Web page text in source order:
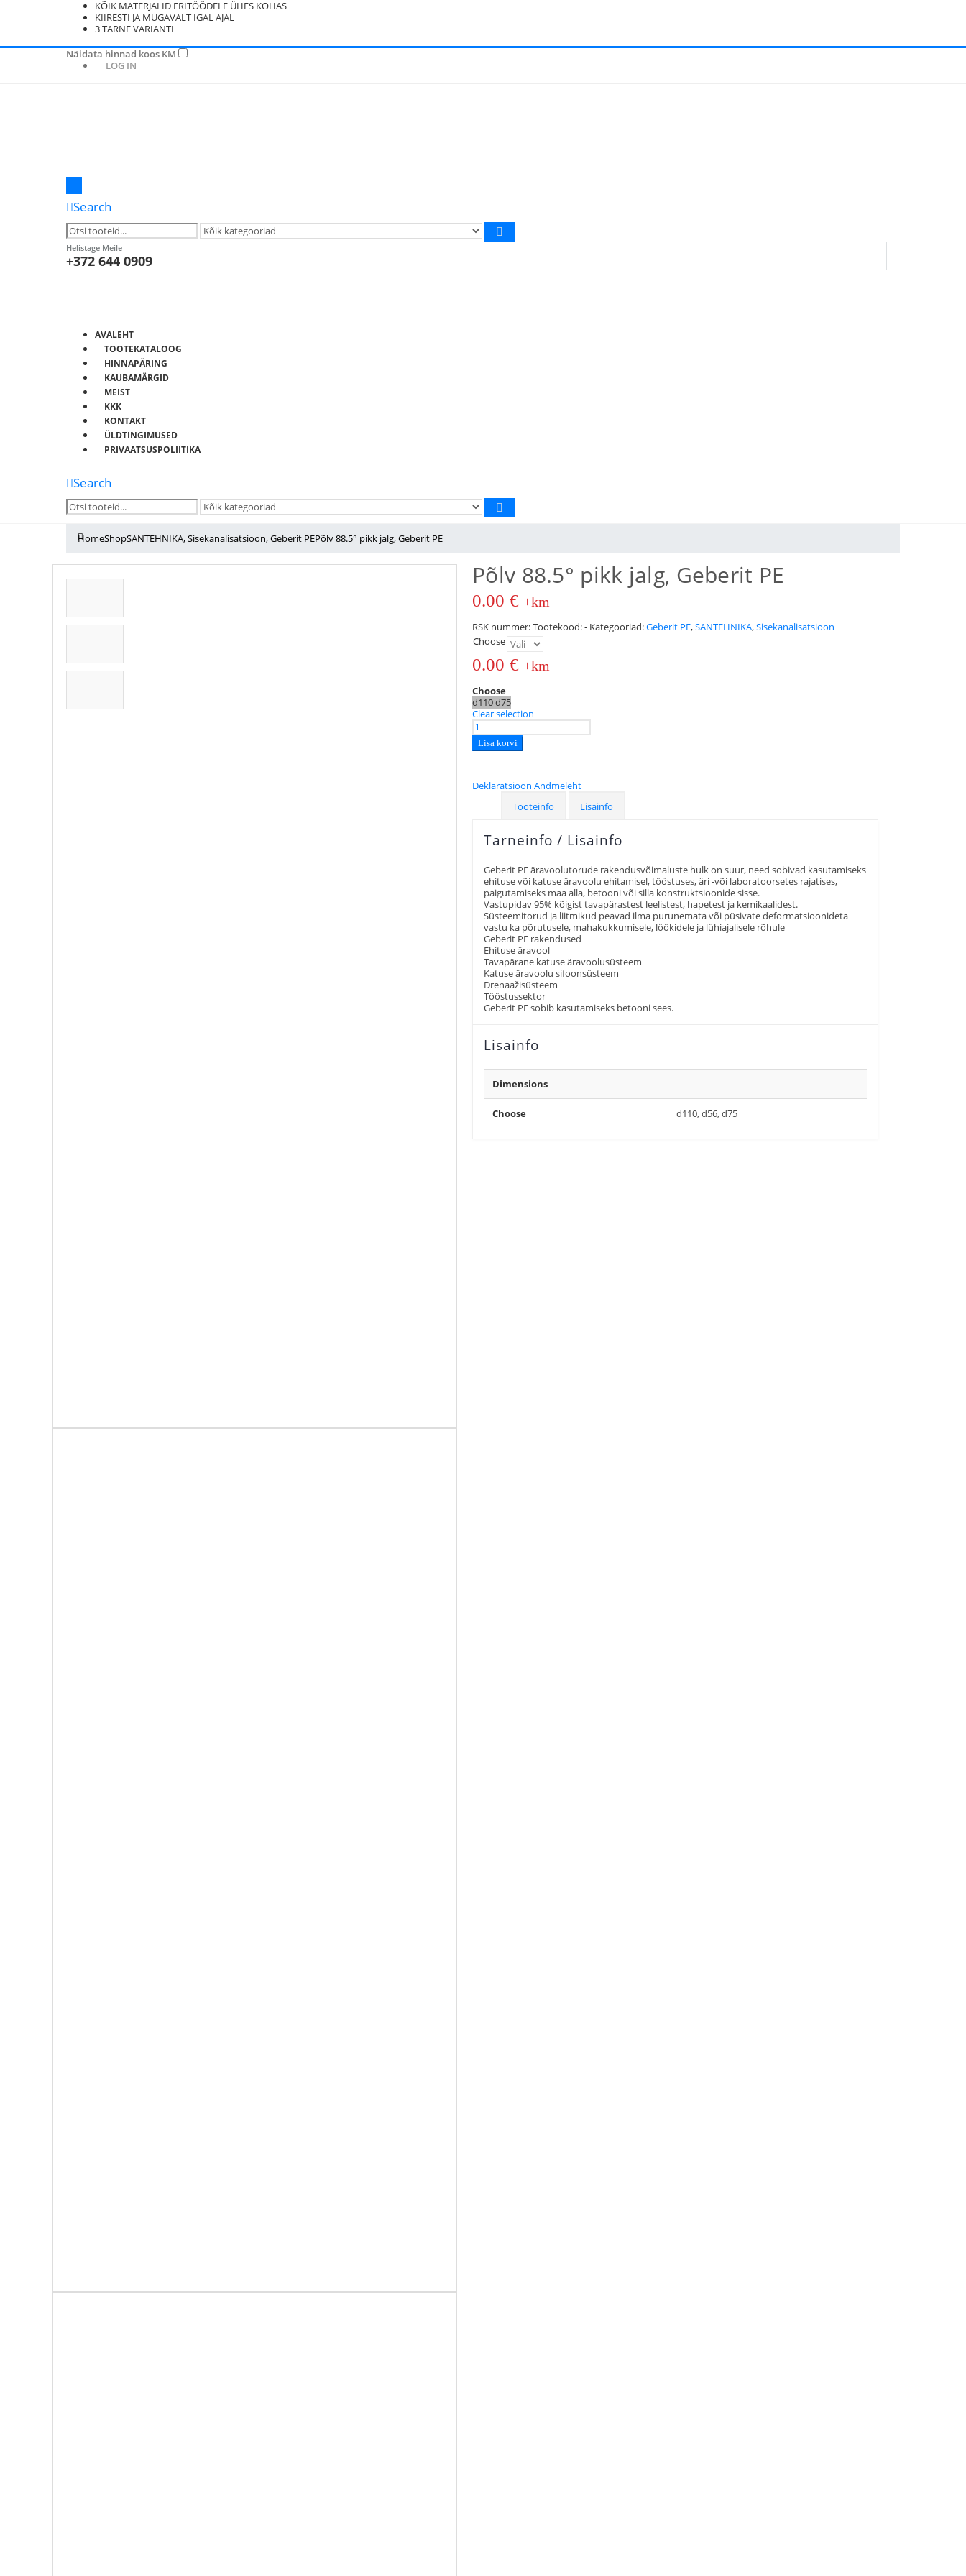
KÕIK MATERJALID ERITÖÖDELE ÜHES KOHAS
KIIRESTI JA MUGAVALT IGAL AJAL
3 TARNE VARIANTI
Näidata hinnad koos KM
LOG IN
Search
Helistage Meile
+372 644 0909
AVALEHT
TOOTEKATALOOG
HINNAPÄRING
KAUBAMÄRGID
MEIST
KKK
KONTAKT
ÜLDTINGIMUSED
PRIVAATSUSPOLIITIKA
Search
HomeShopSANTEHNIKA,Sisekanalisatsioon,Geberit PEPõlv 88.5° pikk jalg, Geberit PE
Põlv 88.5° pikk jalg, Geberit PE
0.00 € +km
RSK nummer:Tootekood:- Kategooriad:Geberit PE,SANTEHNIKA,Sisekanalisatsioon
Choose
0.00 € +km
Choose
d110d75
Clear selection
Lisa korvi
Deklaratsioon Andmeleht
Tooteinfo
Lisainfo
Tarneinfo / Lisainfo
Geberit PE äravoolutorude rakendusvõimaluste hulk on suur, need sobivad kasutamiseks
ehituse või katuse äravoolu ehitamisel, tööstuses, äri -või laboratoorsetes rajatises,
paigutamiseks maa alla, betooni või silla konstruktsioonide sisse.
Vastupidav 95% kõigist tavapärastest leelistest, hapetest ja kemikaalidest.
Süsteemitorud ja liitmikud peavad ilma purunemata või püsivate deformatsioonideta
vastu ka põrutusele, mahakukkumisele, löökidele ja lühiajalisele rõhule
Geberit PE rakendused
Ehituse äravool
Tavapärane katuse äravoolusüsteem
Katuse äravoolu sifoonsüsteem
Drenaažisüsteem
Tööstussektor
Geberit PE sobib kasutamiseks betooni sees.
Lisainfo
Dimensions -
Choose d110, d56, d75